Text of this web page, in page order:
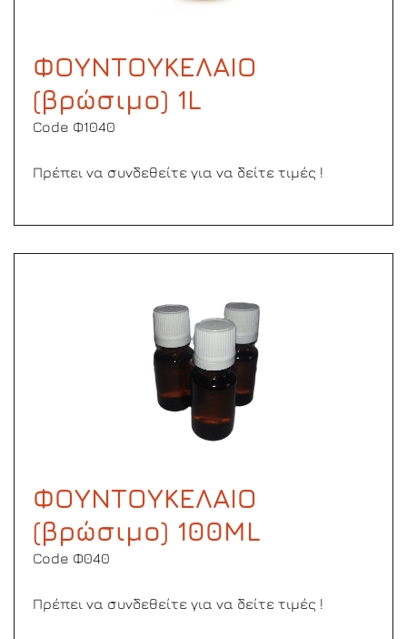
ΦΟΥΝΤΟΥΚΕΛΑΙΟ
(βρώσιμο) 1L
Code Φ1040
Πρέπει να συνδεθείτε για να δείτε τιμές !
ΦΟΥΝΤΟΥΚΕΛΑΙΟ
(βρώσιμο) 100ML
Code Φ040
Πρέπει να συνδεθείτε για να δείτε τιμές !